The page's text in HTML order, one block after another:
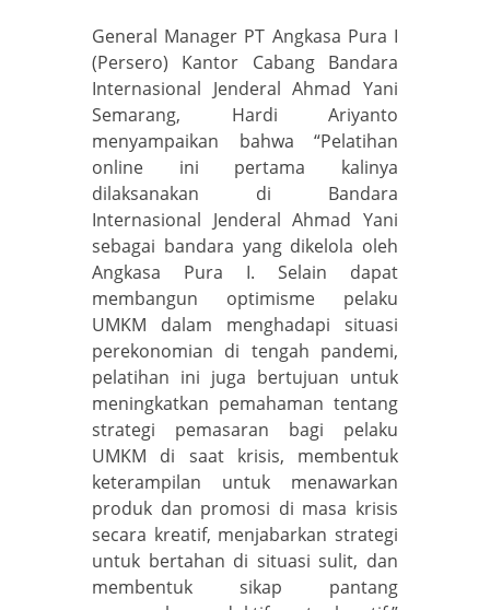
General Manager PT Angkasa Pura I
(Persero) Kantor Cabang Bandara
Internasional Jenderal Ahmad Yani
Semarang, Hardi Ariyanto
menyampaikan bahwa “Pelatihan
online ini pertama kalinya
dilaksanakan di Bandara
Internasional Jenderal Ahmad Yani
sebagai bandara yang dikelola oleh
Angkasa Pura I. Selain dapat
membangun optimisme pelaku
UMKM dalam menghadapi situasi
perekonomian di tengah pandemi,
pelatihan ini juga bertujuan untuk
meningkatkan pemahaman tentang
strategi pemasaran bagi pelaku
UMKM di saat krisis, membentuk
keterampilan untuk menawarkan
produk dan promosi di masa krisis
secara kreatif, menjabarkan strategi
untuk bertahan di situasi sulit, dan
membentuk sikap pantang